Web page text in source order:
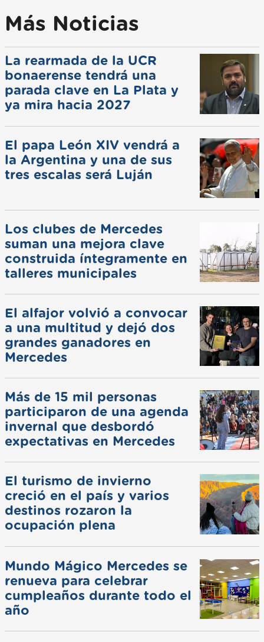
Más Noticias
La rearmada de la UCR
bonaerense tendrá una
parada clave en La Plata y
ya mira hacia 2027
El papa León XIV vendrá a
la Argentina y una de sus
tres escalas será Luján
Los clubes de Mercedes
suman una mejora clave
construida íntegramente en
talleres municipales
El alfajor volvió a convocar
a una multitud y dejó dos
grandes ganadores en
Mercedes
Más de 15 mil personas
participaron de una agenda
invernal que desbordó
expectativas en Mercedes
El turismo de invierno
creció en el país y varios
destinos rozaron la
ocupación plena
Mundo Mágico Mercedes se
renueva para celebrar
cumpleaños durante todo el
año